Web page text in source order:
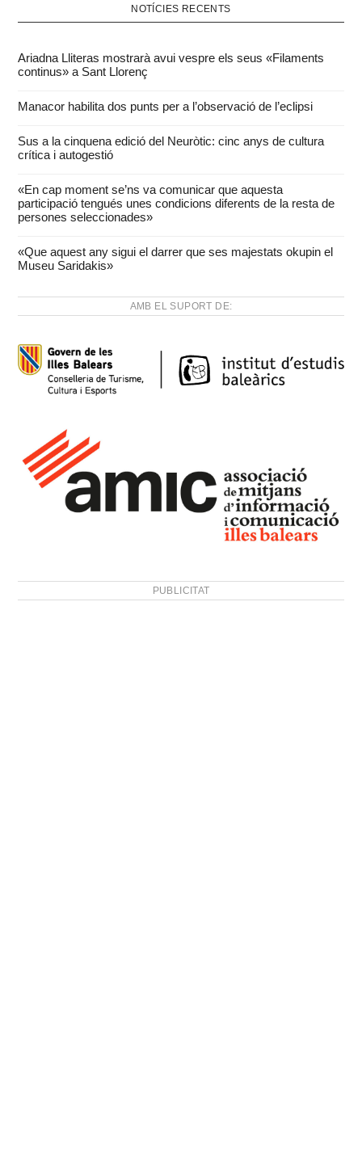
NOTÍCIES RECENTS
Ariadna Lliteras mostrarà avui vespre els seus «Filaments
continus» a Sant Llorenç
Manacor habilita dos punts per a l’observació de l’eclipsi
Sus a la cinquena edició del Neuròtic: cinc anys de cultura
crítica i autogestió
«En cap moment se’ns va comunicar que aquesta
participació tengués unes condicions diferents de la resta de
persones seleccionades»
«Que aquest any sigui el darrer que ses majestats okupin el
Museu Saridakis»
AMB EL SUPORT DE:
PUBLICITAT